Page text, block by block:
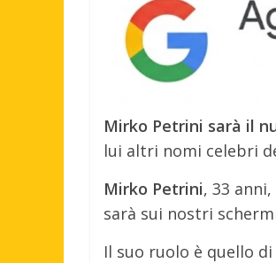
Mirko Petrini sarà il
lui altri nomi celebri
Mirko Petrini, 33
sarà sui nostri
Il suo ruolo è quello